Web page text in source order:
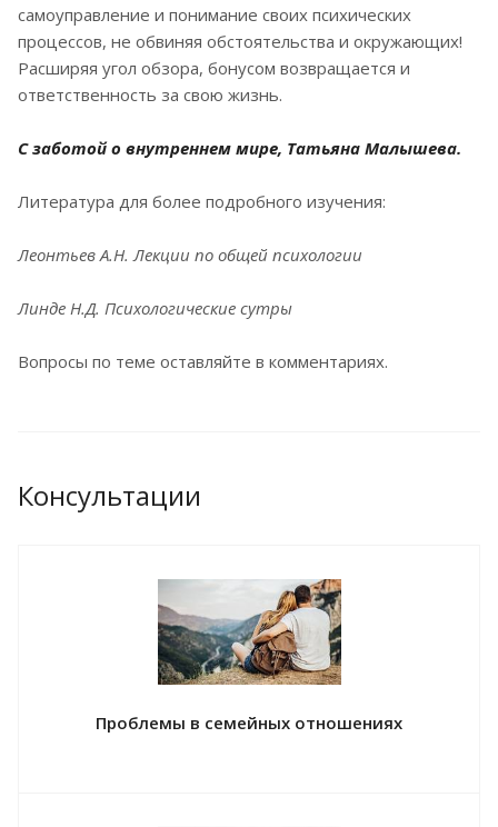
самоуправление и понимание своих психических
процессов, не обвиняя обстоятельства и окружающих!
Расширяя угол обзора, бонусом возвращается и
ответственность за свою жизнь.
С заботой о внутреннем мире, Татьяна Малышева.
Литература для более подробного изучения:
Леонтьев А.Н. Лекции по общей психологии
Линде Н.Д. Психологические сутры
Вопросы по теме оставляйте в комментариях.
Консультации
Проблемы в семейных отношениях